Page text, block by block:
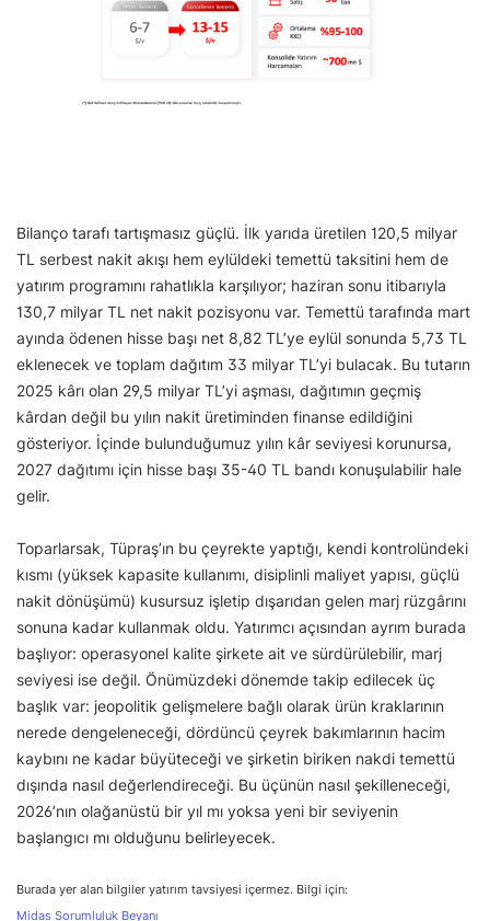
Bilanço tarafı tartışmasız güçlü. İlk yarıda üretilen 120,5 milyar
TL serbest nakit akışı hem eylüldeki temettü taksitini hem de
yatırım programını rahatlıkla karşılıyor; haziran sonu itibarıyla
130,7 milyar TL net nakit pozisyonu var. Temettü tarafında mart
ayında ödenen hisse başı net 8,82 TL’ye eylül sonunda 5,73 TL
eklenecek ve toplam dağıtım 33 milyar TL’yi bulacak. Bu tutarın
2025 kârı olan 29,5 milyar TL’yi aşması, dağıtımın geçmiş
kârdan değil bu yılın nakit üretiminden finanse edildiğini
gösteriyor. İçinde bulunduğumuz yılın kâr seviyesi korunursa,
2027 dağıtımı için hisse başı 35-40 TL bandı konuşulabilir hale
gelir.
Toparlarsak, Tüpraş’ın bu çeyrekte yaptığı, kendi kontrolündeki
kısmı (yüksek kapasite kullanımı, disiplinli maliyet yapısı, güçlü
nakit dönüşümü) kusursuz işletip dışarıdan gelen marj rüzgârını
sonuna kadar kullanmak oldu. Yatırımcı açısından ayrım burada
başlıyor: operasyonel kalite şirkete ait ve sürdürülebilir, marj
seviyesi ise değil. Önümüzdeki dönemde takip edilecek üç
başlık var: jeopolitik gelişmelere bağlı olarak ürün kraklarının
nerede dengeleneceği, dördüncü çeyrek bakımlarının hacim
kaybını ne kadar büyüteceği ve şirketin biriken nakdi temettü
dışında nasıl değerlendireceği. Bu üçünün nasıl şekilleneceği,
2026’nın olağanüstü bir yıl mı yoksa yeni bir seviyenin
başlangıcı mı olduğunu belirleyecek.
Burada yer alan bilgiler yatırım tavsiyesi içermez. Bilgi için:
Midas Sorumluluk Beyanı